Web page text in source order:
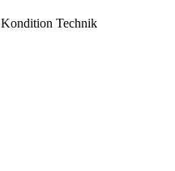
Kondition Technik